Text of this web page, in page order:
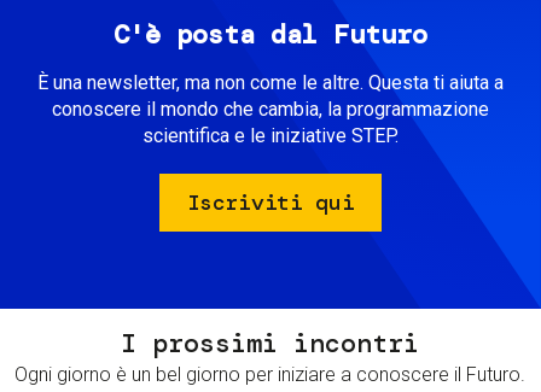
C'è posta dal Futuro
È una newsletter, ma non come le altre. Questa ti aiuta a
conoscere il mondo che cambia, la programmazione
scientifica e le iniziative STEP.
Iscriviti qui
I prossimi incontri
Ogni giorno è un bel giorno per iniziare a conoscere il Futuro.